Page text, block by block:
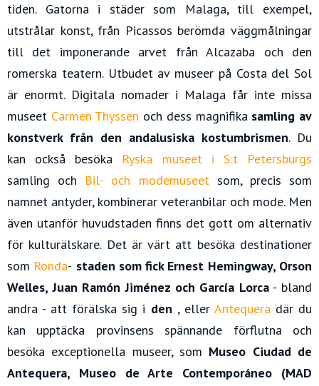
tiden. Gatorna i städer som Malaga, till exempel,
utstrålar konst, från Picassos berömda väggmålningar
till det imponerande arvet från Alcazaba och den
romerska teatern. Utbudet av museer på Costa del Sol
är enormt. Digitala nomader i Malaga får inte missa
museet Carmen Thyssen och dess magnifika samling av
konstverk från den andalusiska kostumbrismen. Du
kan också besöka Ryska museet i S:t Petersburgs
samling och Bil- och modemuseetsom, precis som
namnet antyder, kombinerar veteranbilar och mode. Men
även utanför huvudstaden finns det gott om alternativ
för kulturälskare. Det är värt att besöka destinationer
som Ronda- staden som fick Ernest Hemingway, Orson
Welles, Juan Ramón Jiménez och García Lorca- bland
andra - att förälska sig i den , eller Antequera där du
kan upptäcka provinsens spännande förflutna och
besöka exceptionella museer, som Museo Ciudad de
Antequera, Museo de Arte Contemporáneo (MAD